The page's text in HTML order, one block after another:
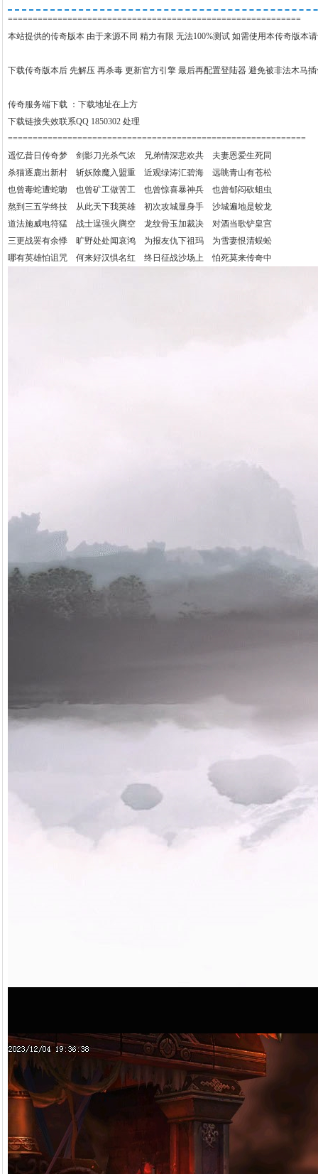
===========================================================
本站提供的传奇版本 由于来源不同 精力有限 无法100%测试 如需使用本传奇版本
下载传奇版本后 先解压 再杀毒 更新官方引擎 最后再配置登陆器 避免被非法木马
传奇服务端下载 ：下载地址在上方
下载链接失效联系QQ 1850302 处理
============================================================
遥忆昔日传奇梦 剑影刀光杀气浓 兄弟情深悲欢共 夫妻恩爱生死同
杀猫逐鹿出新村 斩妖除魔入盟重 近观绿涛汇碧海 远眺青山有苍松
也曾毒蛇遭蛇吻 也曾矿工做苦工 也曾惊喜暴神兵 也曾郁闷砍蛆虫
熬到三五学终技 从此天下我英雄 初次攻城显身手 沙城遍地是蛟龙
道法施威电符猛 战士逞强火腾空 龙纹骨玉加裁决 对酒当歌铲皇宫
三更战罢有余悸 旷野处处闻哀鸿 为报友仇下祖玛 为雪妻恨清蜈蚣
哪有英雄怕诅咒 何来好汉惧名红 终日征战沙场上 怕死莫来传奇中